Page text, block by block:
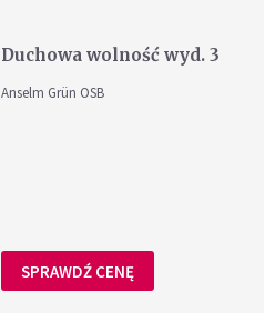
Duchowa wolność wyd. 3
Anselm Grün OSB
SPRAWDŹ CENĘ